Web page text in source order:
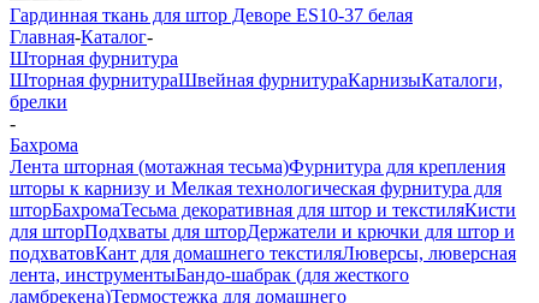
Гардинная ткань для штор Деворе ES10-37 белая
Главная-Каталог-
Шторная фурнитура
Шторная фурнитураШвейная фурнитураКарнизыКаталоги,
брелки
-
Бахрома
Лента шторная (мотажная тесьма)Фурнитура для крепления
шторы к карнизу и Мелкая технологическая фурнитура для
шторБахромаТесьма декоративная для штор и текстиляКисти
для шторПодхваты для шторДержатели и крючки для штор и
подхватовКант для домашнего текстиляЛюверсы, люверсная
лента, инструментыБандо-шабрак (для жесткого
ламбрекена)Термостежка для домашнего